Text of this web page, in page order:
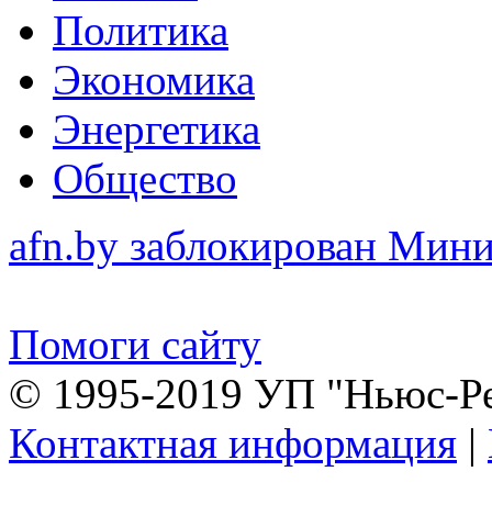
Политика
Экономика
Энергетика
Общество
afn.by заблокирован
Помоги сайту
© 1995-2019 УП "Ньюс-
Контактная информация |